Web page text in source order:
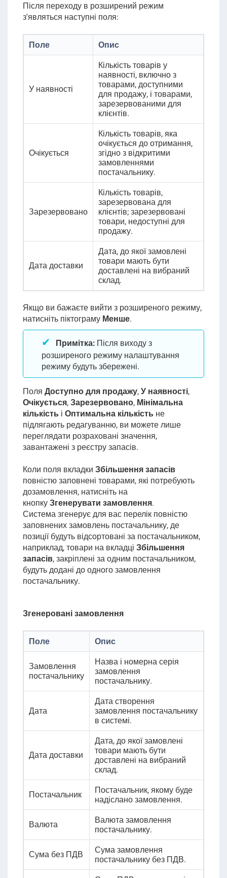
Після переходу в розширений режим
з'являться наступні поля:
Поле Опис
У наявності
Кількість товарів у
наявності, включно з
товарами, доступними
для продажу, і товарами,
зарезервованими для
клієнтів.
Очікується
Кількість товарів, яка
очікується до отримання,
згідно з відкритими
замовленнями
постачальнику.
Зарезервовано
Кількість товарів,
зарезервована для
клієнтів; зарезервовані
товари, недоступні для
продажу.
Дата доставки
Дата, до якої замовлені
товари мають бути
доставлені на вибраний
склад.
Якщо ви бажаєте вийти з розширеного режиму,
натисніть піктограму Менше.
Примітка: Після виходу з
розширеного режиму налаштування
режиму будуть збережені.
Поля Доступно для продажу, У наявності,
Очікується, Зарезервовано, Мінімальна
кількістьі Оптимальна кількістьне
підлягають редагуванню, ви можете лише
переглядати розраховані значення,
завантажені з реєстру запасів.
Коли поля вкладки Збільшення запасів
повністю заповнені товарами, які потребують
дозамовлення, натисніть на
кнопку Згенерувати замовлення.
Система згенерує для вас перелік повністю
заповнених замовлень постачальнику, де
позиції будуть відсортовані за постачальником,
наприклад, товари на вкладці Збільшення
запасів, закріплені за одним постачальником,
будуть додані до одного замовлення
постачальнику.
Згенеровані замовлення
Поле Опис
Замовлення
постачальнику
Назва і номерна серія
замовлення
постачальнику.
Дата
Дата створення
замовлення постачальнику
в системі.
Дата доставки
Дата, до якої замовлені
товари мають бути
доставлені на вибраний
склад.
Постачальник
Постачальник, якому буде
надіслано замовлення.
Валюта
Валюта замовлення
постачальнику.
Сума без ПДВ
Сума замовлення
постачальнику без ПДВ.